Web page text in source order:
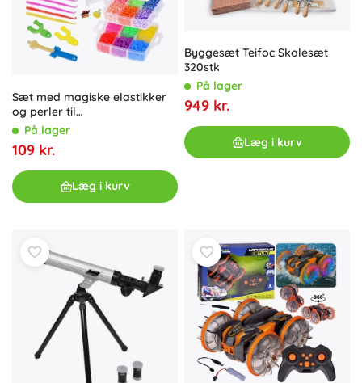
Sæt med magiske elastikker
og perler til
armbåndsfremstilling 4500
På lager
109 kr.
Læg i kurv
Byggesæt Teifoc Skolesæt
320stk
På lager
949 kr.
Læg i kurv